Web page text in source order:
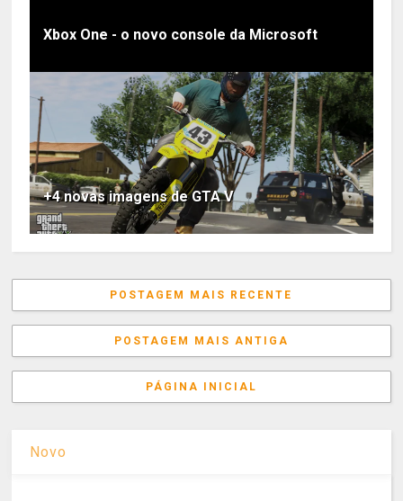
Xbox One - o novo console da Microsoft
+4 novas imagens de GTA V
POSTAGEM MAIS RECENTE
POSTAGEM MAIS ANTIGA
PÁGINA INICIAL
Novo